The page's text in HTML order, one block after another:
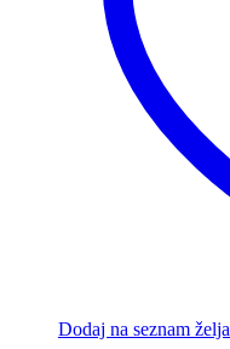
Dodaj na seznam želja